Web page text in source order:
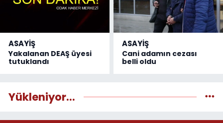
ASAYİŞ
Yakalanan DEAŞ üyesi
tutuklandı
ASAYİŞ
Cani adamın cezası
belli oldu
Yükleniyor...